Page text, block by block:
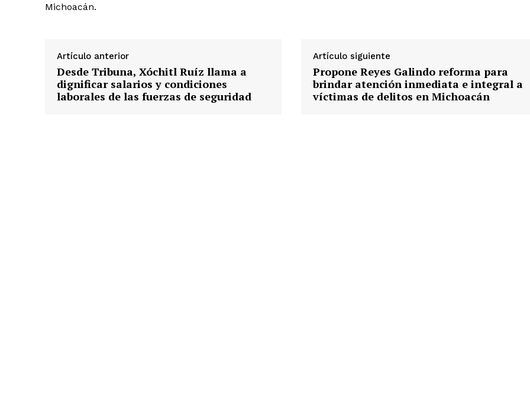
Michoacán.
Artículo anterior
Desde Tribuna, Xóchitl Ruíz llama a
dignificar salarios y condiciones
laborales de las fuerzas de seguridad
Artículo siguiente
Propone Reyes Galindo reforma para
brindar atención inmediata e integral a
víctimas de delitos en Michoacán